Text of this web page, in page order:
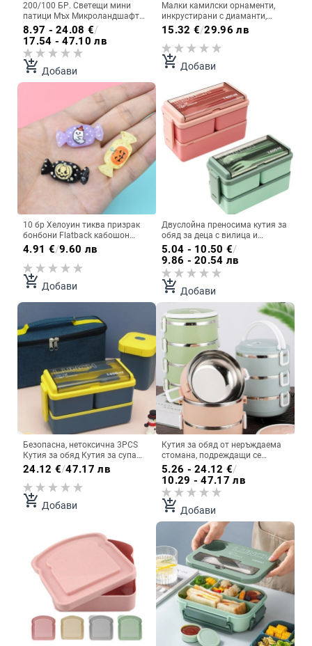
200/100 БР. Светещи мини
патици Мъх Микроландшафт
Миниатюрни фигурки на
патици Приказни градински
аксесоари Декор за дома
Светят в тъмното
8.97 - 24.08 €/
17.54 - 47.10 лв
add_shopping_cart Добави
Малки камилски орнаменти,
инкрустирани с диаманти,
ръчно изработени орнаменти
от сплав, подарък
15.32 €/29.96 лв
add_shopping_cart Добави
10 бр Хелоуин тиква призрак
бонбони Flatback кабошон
смола талисмани скрапбукинг
декорация Направи си сам
аксесоари за изработка на
бижута
4.91 €/9.60 лв
add_shopping_cart Добави
Двуслойна преносима кутия за
обяд за деца с вилица и
лъжица Кутии за
микровълнова печка Bento
Комплект сервизи Контейнер
за съхранение на храна
5.04 - 10.50 €/
9.86 - 20.54 лв
add_shopping_cart Добави
Безопасна, нетоксична 3PCS
Кутия за обяд Кутия за супа
Комплект изолационни чанти
Студентски Двуслоен
микровълнов нагревател Кутия
за обяд Bento
24.12 €/47.17 лв
add_shopping_cart Добави
Кутия за обяд от неръждаема
стомана, подреждащи се
непропускливи термични бенто
кутии за възрастни деца,
преносим контейнер за храна
за домашна работа, пикник
5.26 - 24.12 €/
10.29 - 47.17 лв
add_shopping_cart Добави